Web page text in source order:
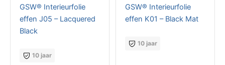
GSW® Interieurfolie
effen J05 – Lacquered
Black
10 jaar
GSW® Interieurfolie
effen K01 – Black Mat
10 jaar